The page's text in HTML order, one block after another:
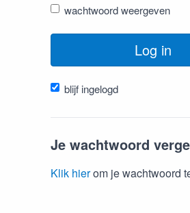
wachtwoord weergeven
Log in
blijf ingelogd
Je wachtwoord
Klik hierom je wachtwoord